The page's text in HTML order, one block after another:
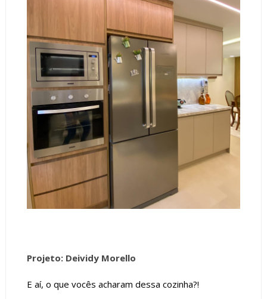
Projeto: Deividy Morello
E aí, o que vocês acharam dessa cozinha?!